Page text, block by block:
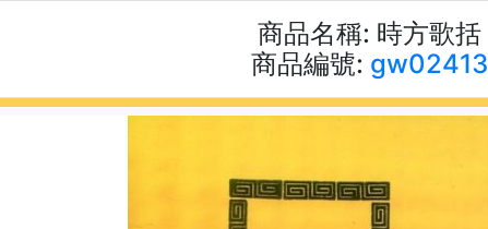
商品名稱: 時方歌括
商品編號: gw02413